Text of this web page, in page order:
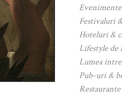
Evenimente
Festivaluri
Hoteluri &
Lifestyle de
Lumea
Pub-uri &